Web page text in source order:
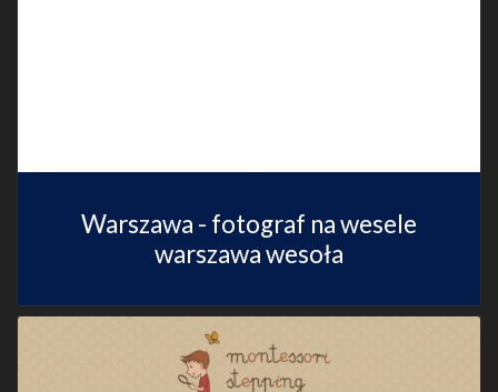
Warszawa - fotograf na wesele
warszawa wesoła